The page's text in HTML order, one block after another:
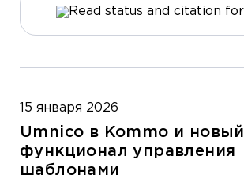
15 января 2026
Umnico в Kommo и новый
функционал управления
шаблонами